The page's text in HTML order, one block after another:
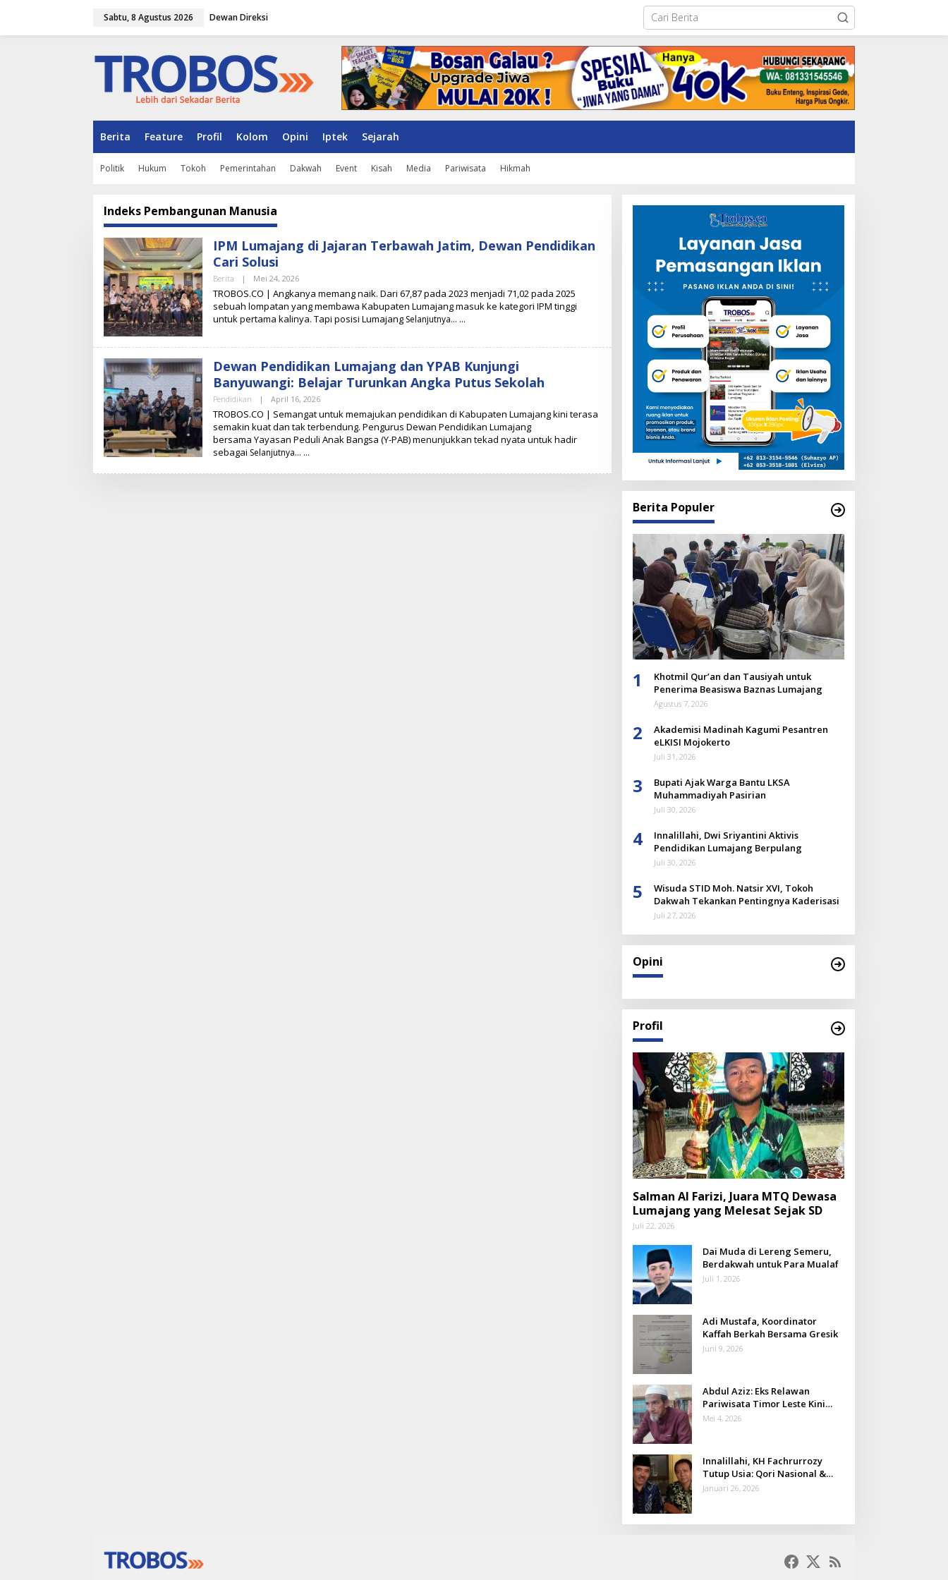
Sabtu, 8 Agustus 2026 Dewan Direksi
Berita Feature Profil Kolom Opini Iptek Sejarah
Politik Hukum Tokoh Pemerintahan Dakwah Event Kisah Media Pariwisata Hikmah
Indeks Pembangunan Manusia
IPM Lumajang di Jajaran Terbawah Jatim, Dewan Pendidikan
Cari Solusi
Berita | Mei 24, 2026
E
H
N
U
R
H
O
D
W
I
A
T
M
O
K
TROBOS.CO | Angkanya memang naik. Dari 67,87 pada 2023 menjadi 71,02 pada 2025
sebuah lompatan yang membawa Kabupaten Lumajang masuk ke kategori IPM tinggi
untuk pertama kalinya. Tapi posisi Lumajang Selanjutnya…
Dewan Pendidikan Lumajang dan YPAB Kunjungi
Banyuwangi: Belajar Turunkan Angka Putus Sekolah
Pendidikan | April 16, 2026
E
H
N
O
TROBOS.CO | Semangat untuk memajukan pendidikan di Kabupaten Lumajang kini terasa
semakin kuat dan tak terbendung. Pengurus Dewan Pendidikan Lumajang
bersama Yayasan Peduli Anak Bangsa (Y-PAB) menunjukkan tekad nyata untuk hadir
sebagai Selanjutnya…
Berita Populer
1
Khotmil Qur’an dan Tausiyah untuk
Penerima Beasiswa Baznas Lumajang
Agustus 7, 2026
2
Akademisi Madinah Kagumi Pesantren
eLKISI Mojokerto
Juli 31, 2026
3
Bupati Ajak Warga Bantu LKSA
Muhammadiyah Pasirian
Juli 30, 2026
4
Innalillahi, Dwi Sriyantini Aktivis
Pendidikan Lumajang Berpulang
Juli 30, 2026
5
Wisuda STID Moh. Natsir XVI, Tokoh
Dakwah Tekankan Pentingnya Kaderisasi
Juli 27, 2026
Opini
Profil
Salman Al Farizi, Juara MTQ Dewasa
Lumajang yang Melesat Sejak SD
Juli 22, 2026
Dai Muda di Lereng Semeru,
Berdakwah untuk Para Mualaf
Juli 1, 2026
Adi Mustafa, Koordinator
Kaffah Berkah Bersama Gresik
Juni 9, 2026
Abdul Aziz: Eks Relawan
Pariwisata Timor Leste Kini
Takmir Kalisat
Mei 4, 2026
Innalillahi, KH Fachrurrozy
Tutup Usia: Qori Nasional &
Mantan Kadis Kemenag yang
Januari 26, 2026